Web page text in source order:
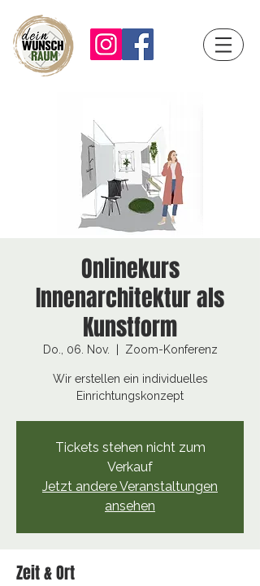
Onlinekurs
Innenarchitektur als
Kunstform
Do., 06. Nov. Zoom-Konferenz
Wir erstellen ein individuelles
Einrichtungskonzept
Tickets stehen nicht zum
Verkauf
Jetzt andere Veranstaltungen
ansehen
Zeit & Ort